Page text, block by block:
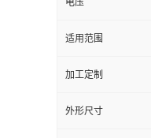
电压
适用范围
加工定制
外形尺寸